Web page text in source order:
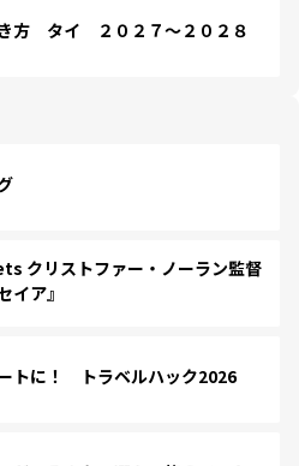
方 タイ ２０２７～２０２８
クリストファー・ノーラン監督
イア』
トに！ トラベルハック2026